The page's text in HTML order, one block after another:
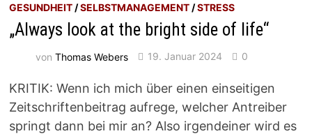
GESUNDHEIT /SELBSTMANAGEMENT /STRESS
„Always look at the bright side of life“
vonThomas Webers 19. Januar 2024 0
KRITIK: Wenn ich mich über einen einseitigen
Zeitschriftenbeitrag aufrege, welcher Antreiber
springt dann bei mir an? Also irgendeiner wird es